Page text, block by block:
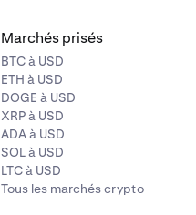
Marchés prisés
BTC à USD
ETH à USD
DOGE à USD
XRP à USD
ADA à USD
SOL à USD
LTC à USD
Tous les marchés crypto